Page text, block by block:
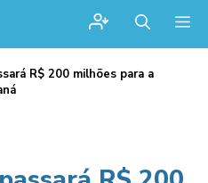
R$ 200 milhões para a